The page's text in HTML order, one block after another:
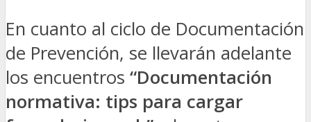
En cuanto al ciclo de Documentación
de Prevención, se llevarán adelante
los encuentros “Documentación
normativa: tips para cargar